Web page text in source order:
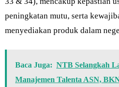
peningkatan mutu, serta
menyediakan produk dalam
Baca Juga: NTB Selangkah
Manajemen Talenta ASN,